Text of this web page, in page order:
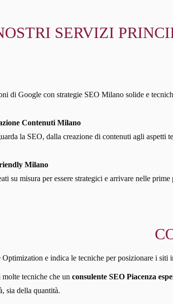
SERVIZI
di Google con strategie SEO Milano solide e
Contenuti Milano
la SEO, dalla creazione di contenuti agli
Milano
su misura per essere strategici e arrivare nelle
e indica le tecniche per posizionare i
tecniche che un consulente SEO Piacenza
sia della quantità.